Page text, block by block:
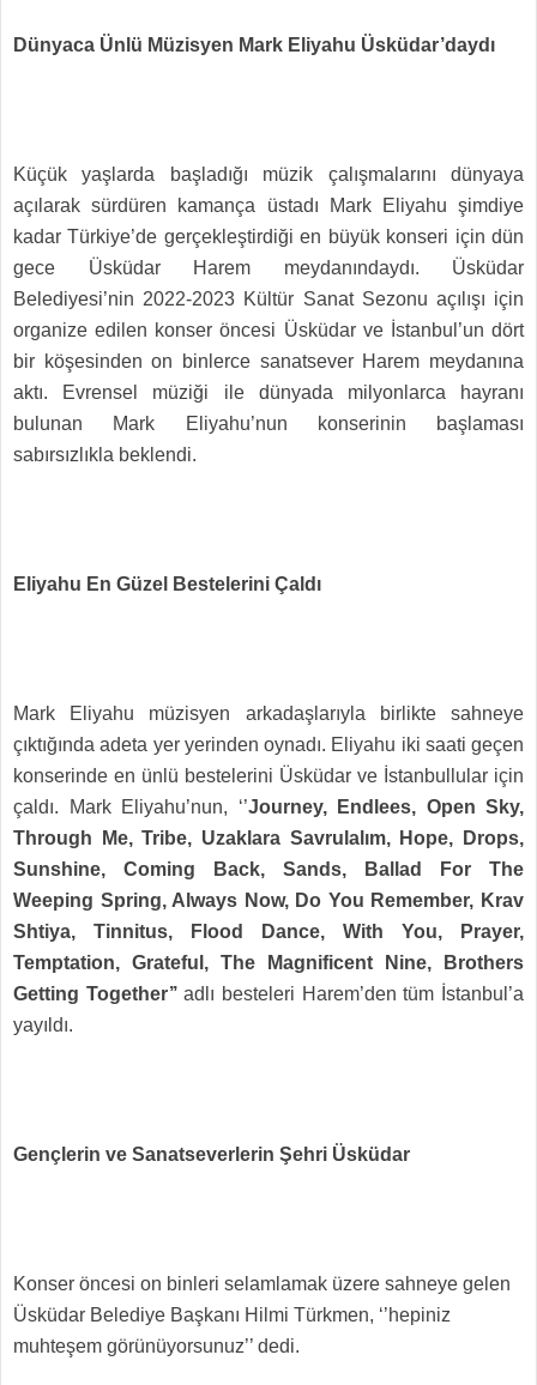
Dünyaca Ünlü Müzisyen Mark Eliyahu Üsküdar’daydı
Küçük yaşlarda başladığı müzik çalışmalarını dünyaya
açılarak sürdüren kamança üstadı Mark Eliyahu şimdiye
kadar Türkiye’de gerçekleştirdiği en büyük konseri için dün
gece Üsküdar Harem meydanındaydı. Üsküdar
Belediyesi’nin 2022-2023 Kültür Sanat Sezonu açılışı için
organize edilen konser öncesi Üsküdar ve İstanbul’un dört
bir köşesinden on binlerce sanatsever Harem meydanına
aktı. Evrensel müziği ile dünyada milyonlarca hayranı
bulunan Mark Eliyahu’nun konserinin başlaması
sabırsızlıkla beklendi.
Eliyahu En Güzel Bestelerini Çaldı
Mark Eliyahu müzisyen arkadaşlarıyla birlikte sahneye
çıktığında adeta yer yerinden oynadı. Eliyahu iki saati geçen
konserinde en ünlü bestelerini Üsküdar ve İstanbullular için
çaldı. Mark Eliyahu’nun, ‘’Journey, Endlees, Open Sky,
Through Me, Tribe, Uzaklara Savrulalım, Hope, Drops,
Sunshine, Coming Back, Sands, Ballad For The
Weeping Spring, Always Now, Do You Remember, Krav
Shtiya, Tinnitus, Flood Dance, With You, Prayer,
Temptation, Grateful, The Magnificent Nine, Brothers
Getting Together’’adlı besteleri Harem’den tüm İstanbul’a
yayıldı.
Gençlerin ve Sanatseverlerin Şehri Üsküdar
Konser öncesi on binleri selamlamak üzere sahneye gelen
Üsküdar Belediye Başkanı Hilmi Türkmen, ‘’hepiniz
muhteşem görünüyorsunuz’’ dedi.